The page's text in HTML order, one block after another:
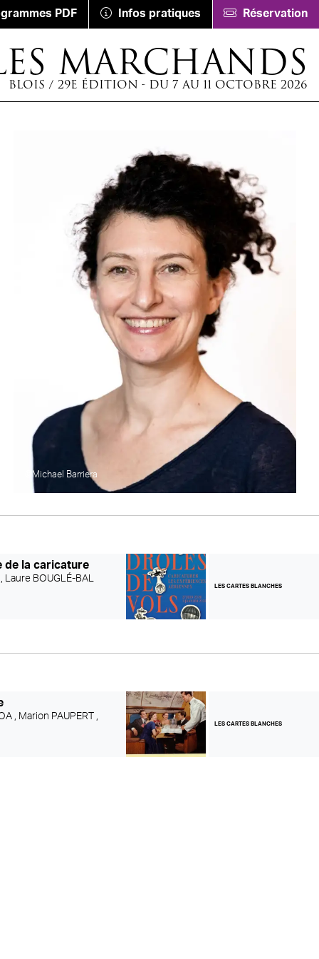
PDF Infos pratiques Réservation
MARCHANDS
BLOIS / 29E ÉDITION - DU 7 AU 11 OCTOBRE 2026
©Michael Barriera
de la caricature
Laure BOUGLÉ-BAL
LES CARTES BLANCHES
, Marion PAUPERT ,
LES CARTES BLANCHES